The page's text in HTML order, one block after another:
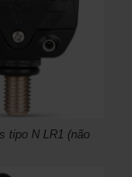
tipo N LR1 (não